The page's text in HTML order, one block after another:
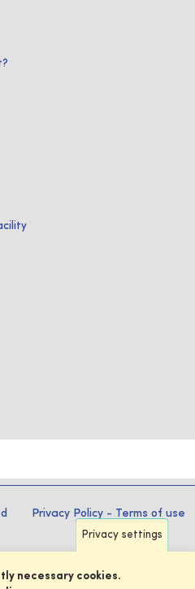
Privacy Policy - Terms of use
Privacy settings
necessary cookies.